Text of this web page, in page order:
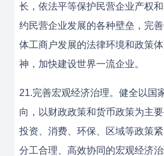
长，依法平等保护民营企业产权
约民营企业发展的各种壁垒，完
体工商户发展的法律环境和政策
神，加快建设世界一流企业。
21.完善宏观经济治理。健全以国
向，以财政政策和货币政策为主要
投资、消费、环保、区域等政策紧
分工合理、高效协同的宏观经济